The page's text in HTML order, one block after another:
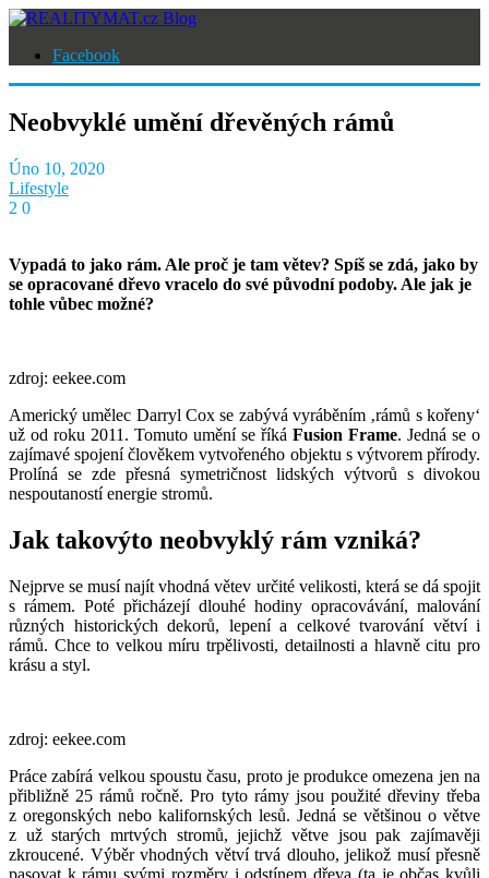
Facebook
Neobvyklé umění dřevěných rámů
Úno 10, 2020
Lifestyle
2 0
Vypadá to jako rám. Ale proč je tam větev? Spíš se zdá, jako by
se opracované dřevo vracelo do své původní podoby. Ale jak je
tohle vůbec možné?
zdroj: eekee.com
Americký umělec Darryl Cox se zabývá vyráběním ‚rámů s kořeny‘
už od roku 2011. Tomuto umění se říká Fusion Frame. Jedná se o
zajímavé spojení člověkem vytvořeného objektu s výtvorem přírody.
Prolíná se zde přesná symetričnost lidských výtvorů s divokou
nespoutaností energie stromů.
Jak takovýto neobvyklý rám vzniká?
Nejprve se musí najít vhodná větev určité velikosti, která se dá spojit
s rámem. Poté přicházejí dlouhé hodiny opracovávání, malování
různých historických dekorů, lepení a celkové tvarování větví i
rámů. Chce to velkou míru trpělivosti, detailnosti a hlavně citu pro
krásu a styl.
zdroj: eekee.com
Práce zabírá velkou spoustu času, proto je produkce omezena jen na
přibližně 25 rámů ročně. Pro tyto rámy jsou použité dřeviny třeba
z oregonských nebo kalifornských lesů. Jedná se většinou o větve
z už starých mrtvých stromů, jejichž větve jsou pak zajímavěji
zkroucené. Výběr vhodných větví trvá dlouho, jelikož musí přesně
pasovat k rámu svými rozměry i odstínem dřeva (ta je občas kvůli